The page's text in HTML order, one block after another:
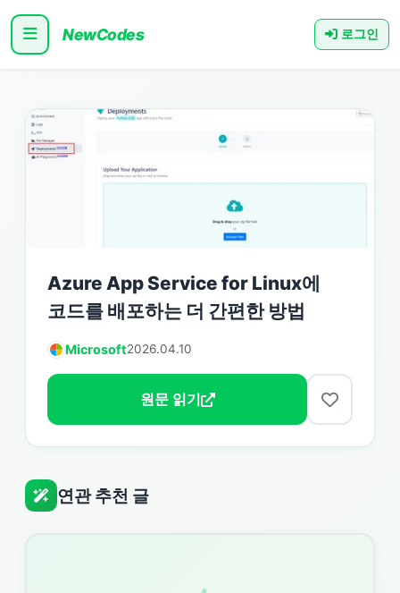
NewCodes 로그인
Azure App Service for Linux에
코드를 배포하는 더 간편한 방법
Microsoft2026.04.10
원문 읽기
연관 추천 글